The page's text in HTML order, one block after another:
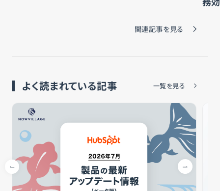
関連記事を見る
よく読まれている記事 一覧を見る